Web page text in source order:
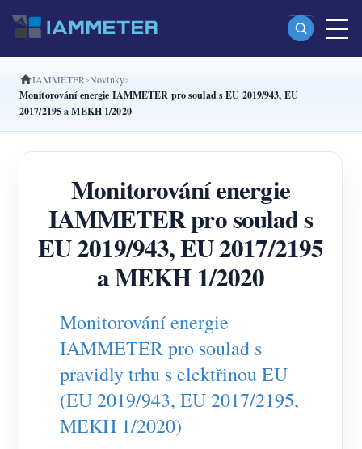
Produkty
Split-phase Wi-Fi elektroměr (WEM2067)
Třífázový Wi-Fi elektroměr (WEM3080T)
Třífázový Wi-Fi elektroměr (WEM3046T)
Třífázový Wi-Fi elektroměr (WEM3050T)
WiFi regulátor výkonu
Nabíječka EV
Simulátor IAMMETER
Virtuální měřič
IAMMETER Novinky
Monitorování energie IAMMETER pro soulad s EU 2019/943, EU
2017/2195 a MEKH 1/2020
Monitorování energie
IAMMETER pro soulad s
EU 2019/943, EU 2017/2195
a MEKH 1/2020
Monitorování energie
IAMMETER pro soulad s
pravidly trhu s elektřinou EU
(EU 2019/943, EU 2017/2195,
MEKH 1/2020)